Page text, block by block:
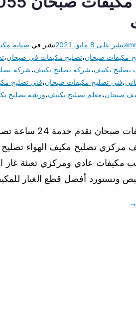
نشر على 8 مايو، 2021 نشر في صيانة
مكيفات صبحان،تصليح مكيفات في صبحان،
تصليح تكييف،شركة تصليح تكييف،شركة
،فني تصليح مكيفات صبحان،فني تصليح
صبحان،معلم تصليح تكييف،ورشة تصليح
تصليح
مركزي تصليح مكيف الهواء
مكيفات عادي ومركزي تعبئة غاز
ونستورد أفضل قطع الغيار